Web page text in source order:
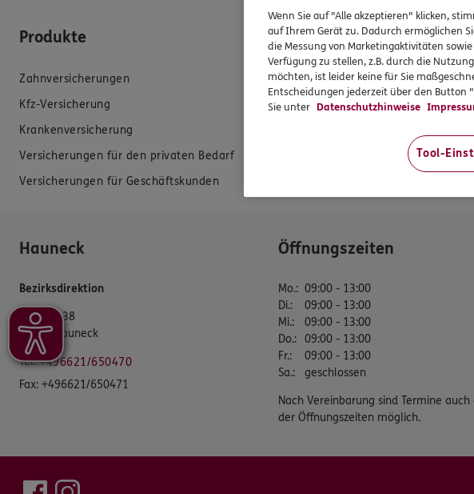
Produkte
Zahnversicherungen
Kfz-Versicherung
Krankenversicherung
Versicherungen für den privaten Bedarf
Versicherungen für Geschäftskunden
Hilfe & Services
E-Mail schreiben
Schaden melden
EU-Offenlegungsvereinbarung
Hauneck
Bezirksdirektion
Rhönstr. 38
36282 Hauneck
Tel: +496621/650470
Fax: +496621/650471
Öffnungszeiten
Mo.: 09:00 - 13:00
Di.:
09:00 - 13:00
Mi.:
09:00 - 13:00
Do.: 09:00 - 13:00
Fr.:
09:00 - 13:00
Sa.: geschlossen
Nach Vereinbarung sind Termine
der Öffnungszeiten möglich.
Wenn Sie auf "Alle akzeptieren" klicken,
auf Ihrem Gerät zu. Dadurch ermöglichen
die Messung von Marketingaktivitäten
Verfügung zu stellen, z.B. durch die
möchten, ist leider keine für Sie
Entscheidungen jederzeit über den Button
Sie unter Datenschutzhinweise
Tool-